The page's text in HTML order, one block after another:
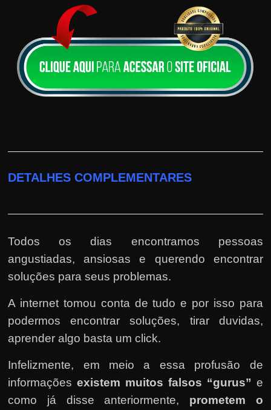
DETALHES COMPLEMENTARES
Todos os dias encontramos pessoas
angustiadas, ansiosas e querendo encontrar
soluções para seus problemas.
A internet tomou conta de tudo e por isso para
podermos encontrar soluções, tirar duvidas,
aprender algo basta um click.
Infelizmente, em meio a essa profusão de
informaçõesexistem muitos falsos “gurus” e
como já disse anteriormente, prometem o